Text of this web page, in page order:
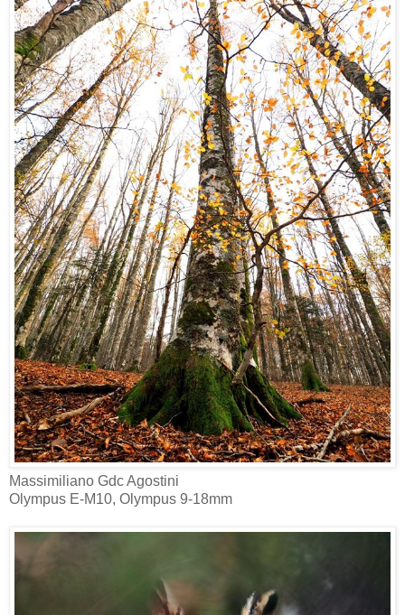
Massimiliano Gdc Agostini‎
Olympus E-M10, Olympus 9-18mm